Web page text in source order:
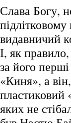
Слава Богу,
видавничий
І, як
за його
«Киня», а
пластиковий
яких не